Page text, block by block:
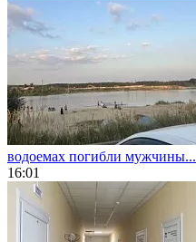
водоемах погибли мужчины...
16:01